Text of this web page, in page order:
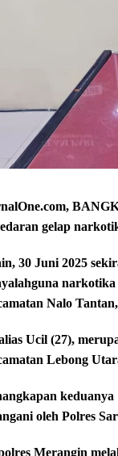
gelap
30 Juni 2025
Nalo
Ucil (27),
Lebong
keduanya
oleh Polres
Merangin